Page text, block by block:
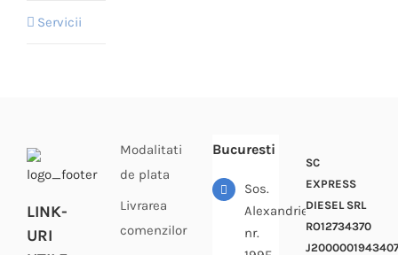
Servicii
LINK-
URI
Modalitati
de plata
Livrarea
comenzilor
Bucuresti
Sos.
Alexandriei
nr.
SC
EXPRESS
DIESEL SRL
RO12734370
J2000001943407